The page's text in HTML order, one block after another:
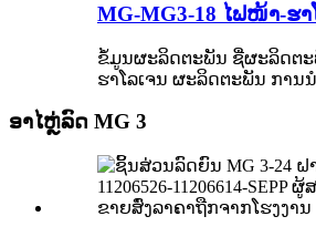
MG-MG3-18 ໄຟໜ້າ-ຮາ
ຂໍ້ມູນຜະລິດຕະພັນ ຊື່ຜະລິດຕ
ຮາໂລເຈນ ຜະລິດຕະພັນ ການ
ອາໄຫຼ່ລົດ MG 3